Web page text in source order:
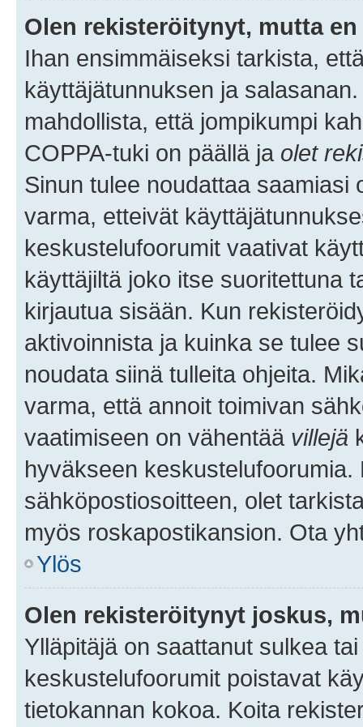
Olen rekisteröitynyt, mutta
Ihan ensimmäiseksi tarkista,
käyttäjätunnuksen ja
mahdollista, että jompikumpi
COPPA-tuki on päällä ja olet
Sinun tulee noudattaa saamiasi
varma, etteivät
keskustelufoorumit vaativat
käyttäjiltä joko itse suoritettuna
kirjautua sisään. Kun
aktivoinnista ja kuinka se tulee
noudata siinä tulleita ohjeita.
varma, että annoit toimivan
vaatimiseen on vähentää villejä
hyväkseen
sähköpostiosoitteen, olet
myös roskapostikansion. Ota
Ylös
Olen rekisteröitynyt joskus,
Ylläpitäjä on saattanut sulkea
keskustelufoorumit poistavat
tietokannan kokoa. Koita